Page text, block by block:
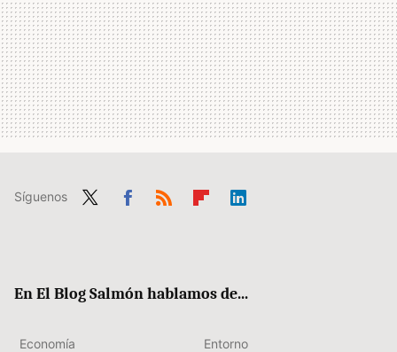
Síguenos
En El Blog Salmón hablamos de...
Economía Entorno